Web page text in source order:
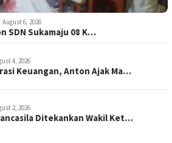
August 6, 2026
SDN Sukamaju 08 K…
4, 2026
Keuangan, Anton Ajak Ma…
2, 2026
Ditekankan Wakil Ket…